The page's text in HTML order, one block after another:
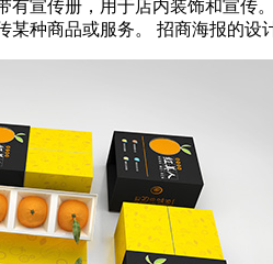
有宣传册，用于店内装饰和宣
种商品或服务。 招商海报的